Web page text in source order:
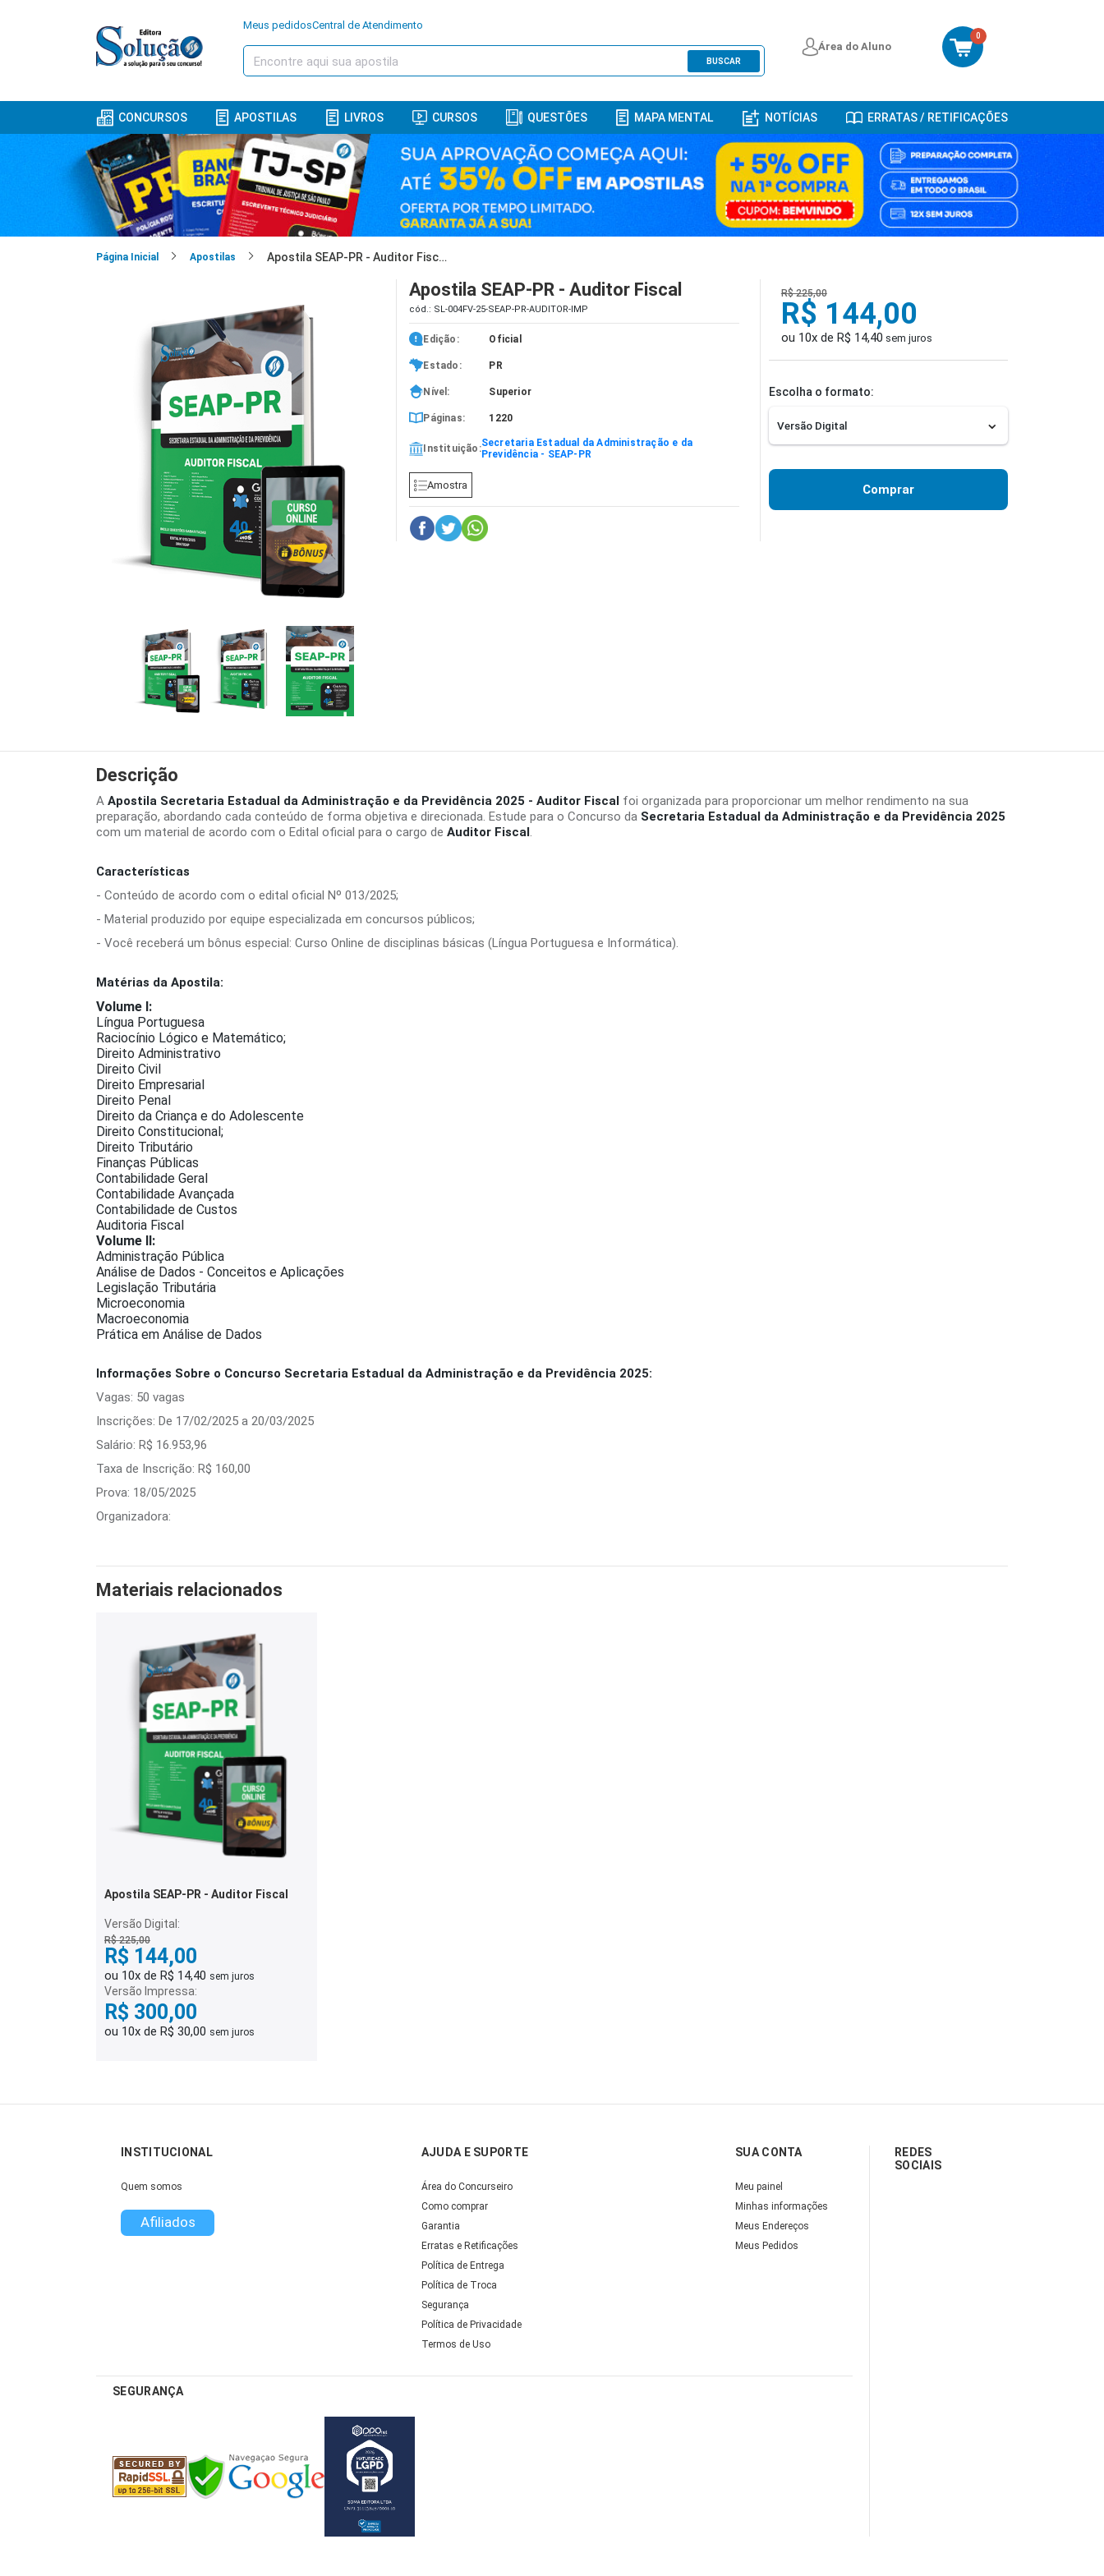
Meus pedidosCentral de Atendimento
BUSCAR
Área do Aluno
0
CONCURSOS APOSTILAS LIVROS CURSOS QUESTÕES MAPA MENTAL NOTÍCIAS ERRATAS / RETIFICAÇÕES
Página Inicial Apostilas Apostila SEAP-PR - Auditor Fiscal
Apostila SEAP-PR - Auditor Fiscal
cód.: SL-004FV-25-SEAP-PR-AUDITOR-IMP
Edição: Oficial
Estado: PR
Nível: Superior
Páginas: 1220
Instituição:Secretaria Estadual da Administração e da
Previdência - SEAP-PR
Amostra
R$ 225,00
R$ 144,00
ou 10x de R$ 14,40 sem juros
Escolha o formato:
Comprar
Descrição
A Apostila Secretaria Estadual da Administração e da Previdência 2025 - Auditor Fiscal foi organizada para proporcionar um melhor rendimento na sua
preparação, abordando cada conteúdo de forma objetiva e direcionada. Estude para o Concurso da Secretaria Estadual da Administração e da Previdência 2025
com um material de acordo com o Edital oficial para o cargo de Auditor Fiscal.
Características
- Conteúdo de acordo com o edital oficial Nº 013/2025;
- Material produzido por equipe especializada em concursos públicos;
- Você receberá um bônus especial: Curso Online de disciplinas básicas (Língua Portuguesa e Informática).
Matérias da Apostila:
Volume I:
Língua Portuguesa
Raciocínio Lógico e Matemático;
Direito Administrativo
Direito Civil
Direito Empresarial
Direito Penal
Direito da Criança e do Adolescente
Direito Constitucional;
Direito Tributário
Finanças Públicas
Contabilidade Geral
Contabilidade Avançada
Contabilidade de Custos
Auditoria Fiscal
Volume II:
Administração Pública
Análise de Dados - Conceitos e Aplicações
Legislação Tributária
Microeconomia
Macroeconomia
Prática em Análise de Dados
Informações Sobre o Concurso Secretaria Estadual da Administração e da Previdência 2025:
Vagas: 50 vagas
Inscrições: De 17/02/2025 a 20/03/2025
Salário: R$ 16.953,96
Taxa de Inscrição: R$ 160,00
Prova: 18/05/2025
Organizadora:
Materiais relacionados
Apostila SEAP-PR - Auditor Fiscal
Versão Digital:
R$ 225,00
R$ 144,00
ou 10x de R$ 14,40 sem juros
Versão Impressa:
R$ 300,00
ou 10x de R$ 30,00 sem juros
INSTITUCIONAL
Quem somos
Afiliados
AJUDA E SUPORTE
Área do Concurseiro
Como comprar
Garantia
Erratas e Retificações
Política de Entrega
Política de Troca
Segurança
Política de Privacidade
Termos de Uso
SUA CONTA
Meu painel
Minhas informações
Meus Endereços
Meus Pedidos
SEGURANÇA
REDES
SOCIAIS